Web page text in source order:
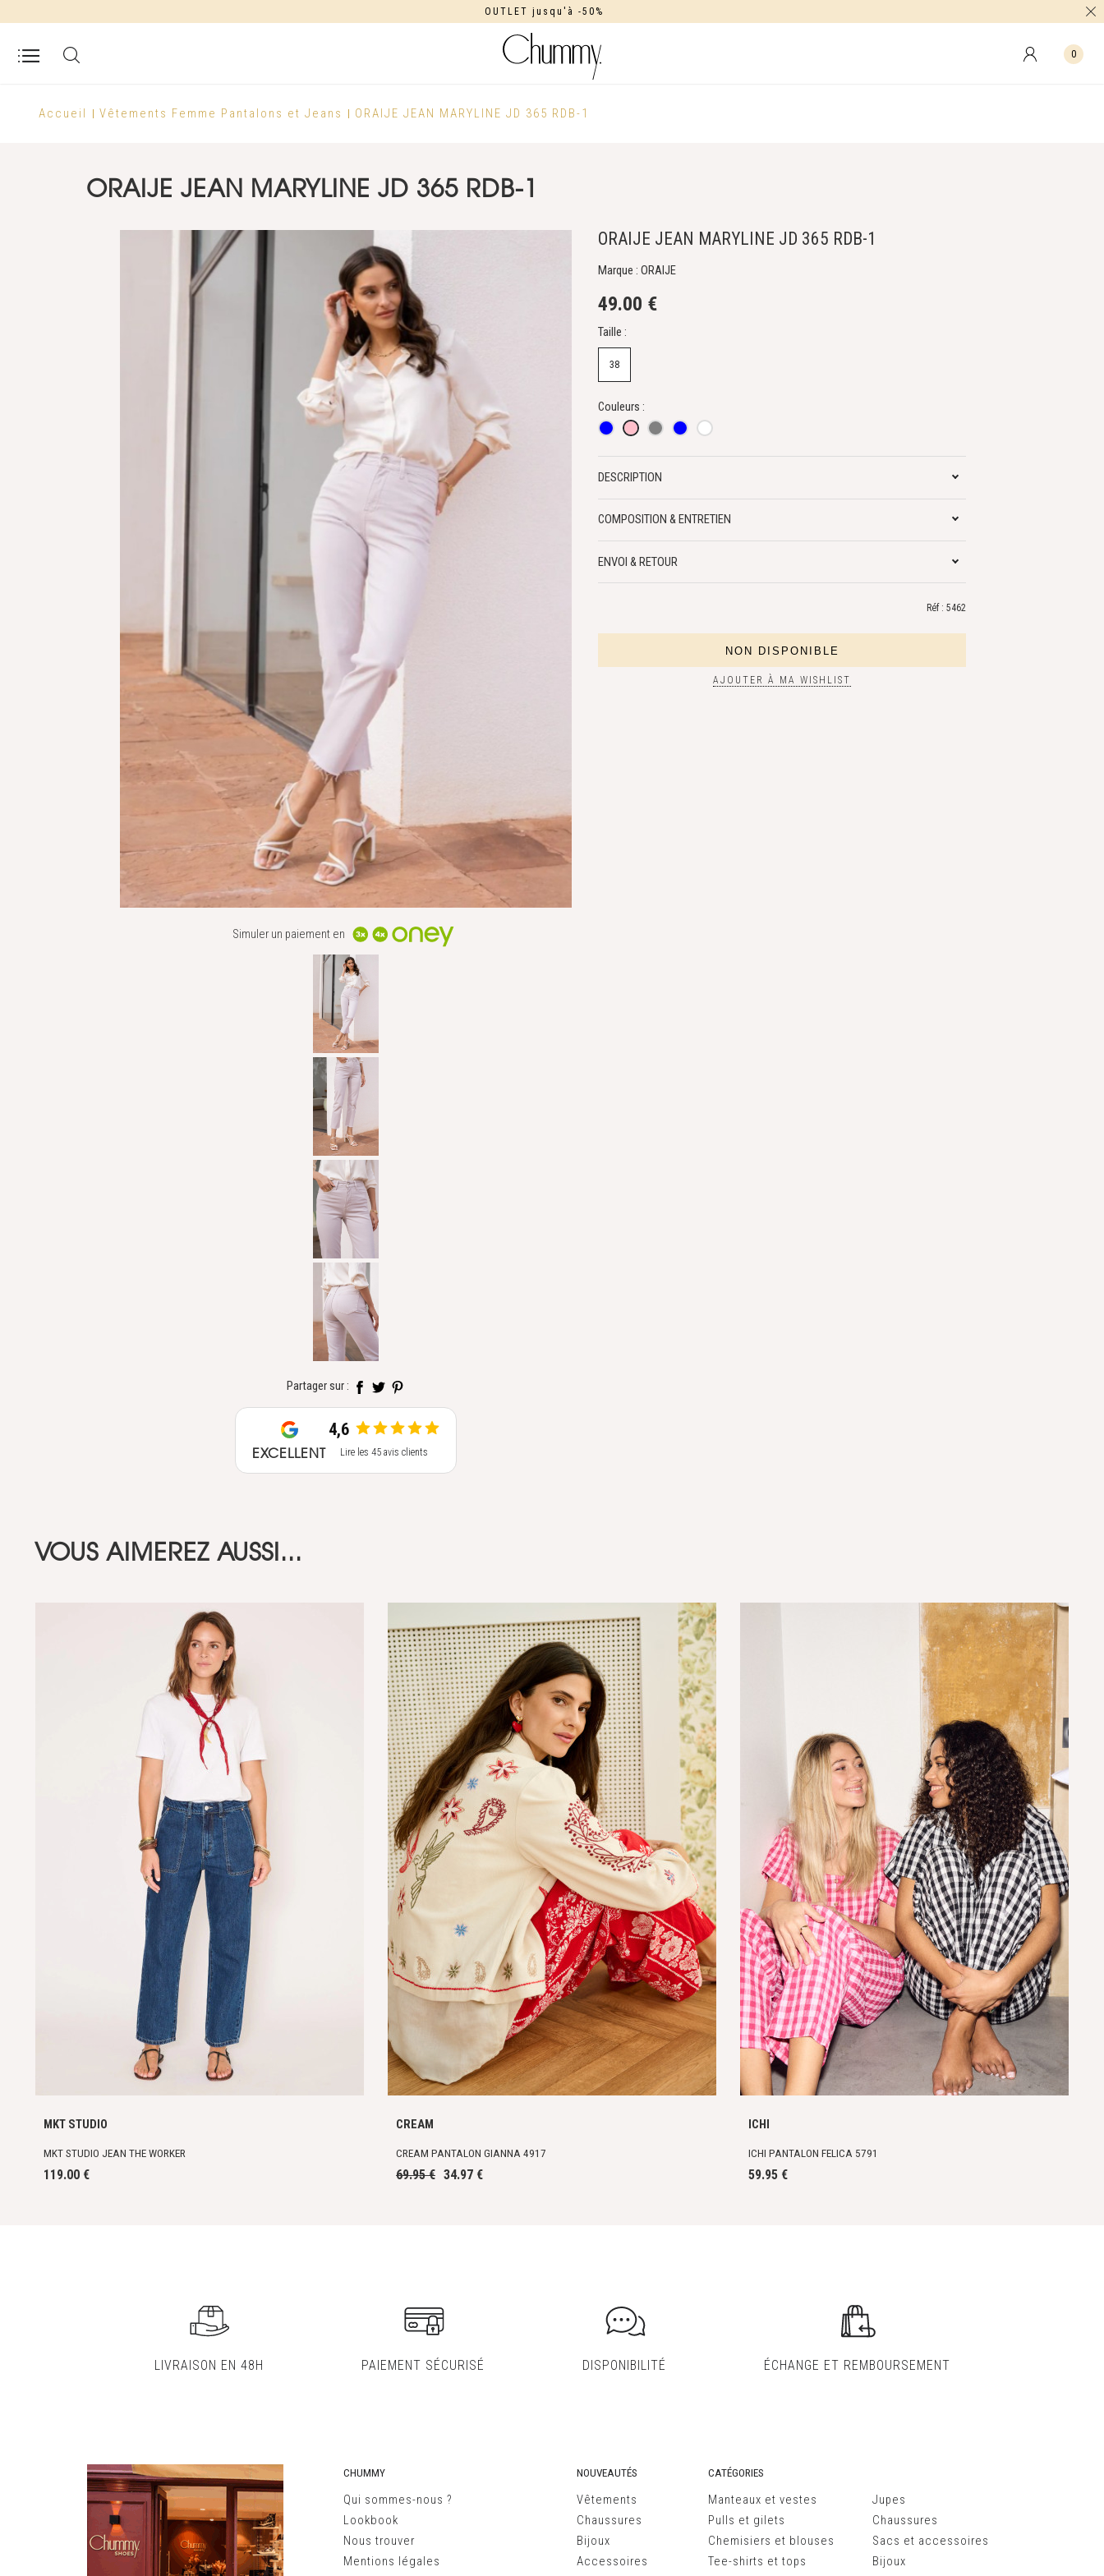
OUTLET jusqu'à -50%
0
Accueil Vêtements Femme Pantalons et Jeans ORAIJE JEAN MARYLINE JD 365 RDB-1
ORAIJE JEAN MARYLINE JD 365 RDB-1
Simuler un paiement en
Partager sur :
EXCELLENT
4,6
Lire les 45 avis clients
ORAIJE JEAN MARYLINE JD 365 RDB-1
Marque : ORAIJE
49.00 €
Taille :
38
Couleurs :
DESCRIPTION
COMPOSITION & ENTRETIEN
ENVOI & RETOUR
Réf : 5462
AJOUTER À MA WISHLIST
VOUS AIMEREZ AUSSI...
MKT STUDIO
MKT STUDIO JEAN THE WORKER
119.00 €
CREAM
CREAM PANTALON GIANNA 4917
69.95 € 34.97 €
ICHI
ICHI PANTALON FELICA 5791
59.95 €
LIVRAISON EN 48H PAIEMENT SÉCURISÉ DISPONIBILITÉ ÉCHANGE ET REMBOURSEMENT
CHUMMY
Qui sommes-nous ?
Lookbook
Nous trouver
Mentions légales
NOUVEAUTÉS
Vêtements
Chaussures
Bijoux
Accessoires
CATÉGORIES
Manteaux et vestes
Pulls et gilets
Chemisiers et blouses
Tee-shirts et tops
Jupes
Chaussures
Sacs et accessoires
Bijoux